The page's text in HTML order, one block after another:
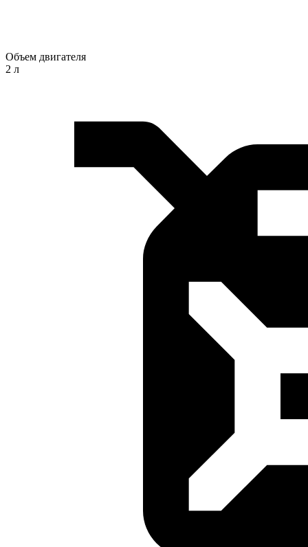
Объем двигателя
2 л